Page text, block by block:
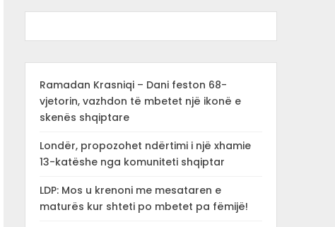
Ramadan Krasniqi – Dani feston 68-
vjetorin, vazhdon të mbetet një ikonë e
skenës shqiptare
Londër, propozohet ndërtimi i një xhamie
13-katëshe nga komuniteti shqiptar
LDP: Mos u krenoni me mesataren e
maturës kur shteti po mbetet pa fëmijë!